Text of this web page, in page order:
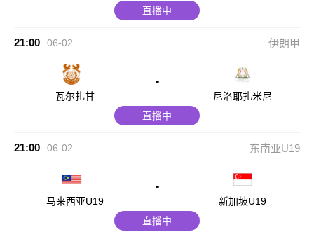
直播中
21:00 06-02 伊朗甲
瓦尔扎甘
-
尼洛耶扎米尼
直播中
21:00 06-02 东南亚U19
马来西亚U19
-
新加坡U19
直播中